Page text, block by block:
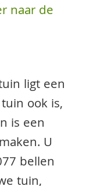
naar de
ligt een
ook is,
is een
U
bellen